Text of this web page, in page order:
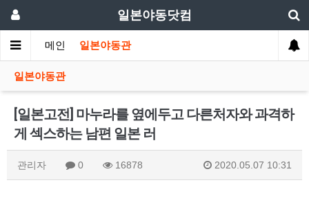
일본야동닷컴
메인 일본야동관
일본야동관
[일본고전] 마누라를 옆에두고 다른처자와 과격하
게 섹스하는 남편 일본 러
관리자 0 16878 2020.05.07 10:31